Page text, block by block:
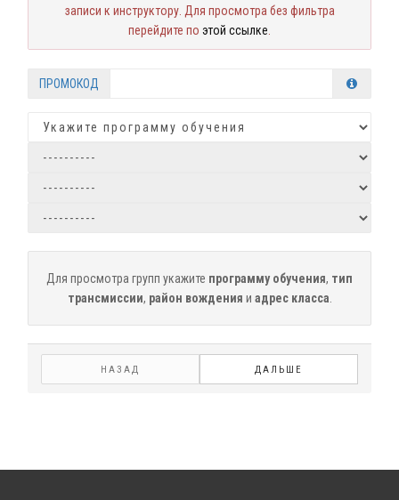
записи к инструктору. Для просмотра без фильтра
перейдите по этой ссылке.
ПРОМОКОД
Для просмотра групп укажите программу обучения, тип
трансмиссии, район вождения и адрес класса.
НАЗАД ДАЛЬШЕ